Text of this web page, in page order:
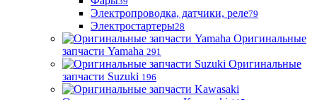
Электропроводка, датчики, реле79
Электростартеры28
Оригинальные
запчасти Yamaha 291
Оригинальные
запчасти Suzuki 196